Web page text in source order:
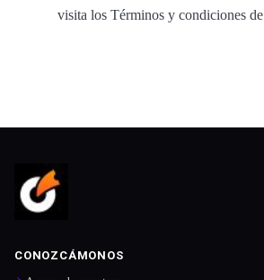
visita los Términos y condiciones de
CONOZCÁMONOS